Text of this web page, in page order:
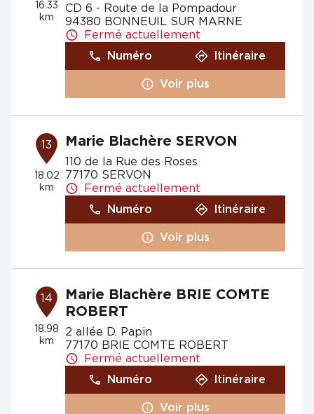
16.33
km
CD 6 - Route de la Pompadour
94380 BONNEUIL SUR MARNE
Fermé actuellement
Numéro
Itinéraire
Voir plus
13
18.02
km
Marie Blachère SERVON
110 de la Rue des Roses
77170 SERVON
Fermé actuellement
Numéro
Itinéraire
Voir plus
14
18.98
km
Marie Blachère BRIE COMTE
ROBERT
2 allée D. Papin
77170 BRIE COMTE ROBERT
Fermé actuellement
Numéro
Itinéraire
Voir plus